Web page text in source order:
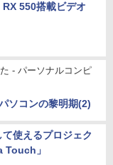
550搭載ビデオ
- パーソナルコンピ
ソコンの黎明期(2)
使えるプロジェク
Touch」